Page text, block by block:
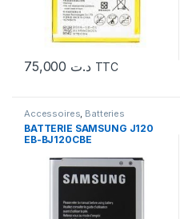
د.ت TTC
Accessoires, Batteries
BATTERIE SAMSUNG J120
EB-BJ120CBE